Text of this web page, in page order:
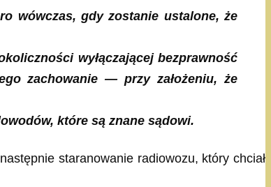
wówczas, gdyzostanie ustalone, że
wyłączającej bezprawność
zachowanie — przy założeniu, że
które są znane sądowi.
staranowanie radiowozu, który chciał